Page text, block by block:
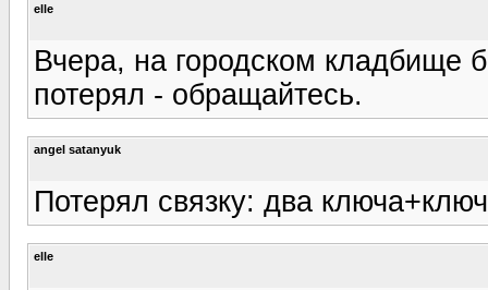
elle
Вчера, на городском кладбище
потерял - обращайтесь.
angel satanyuk
Потерял связку: два
elle